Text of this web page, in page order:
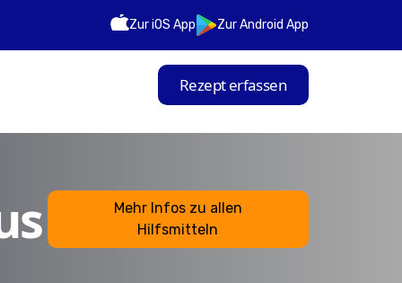
Zur iOS App Zur Android App
Rezept erfassen
Mehr Infos zu allen
Hilfsmitteln